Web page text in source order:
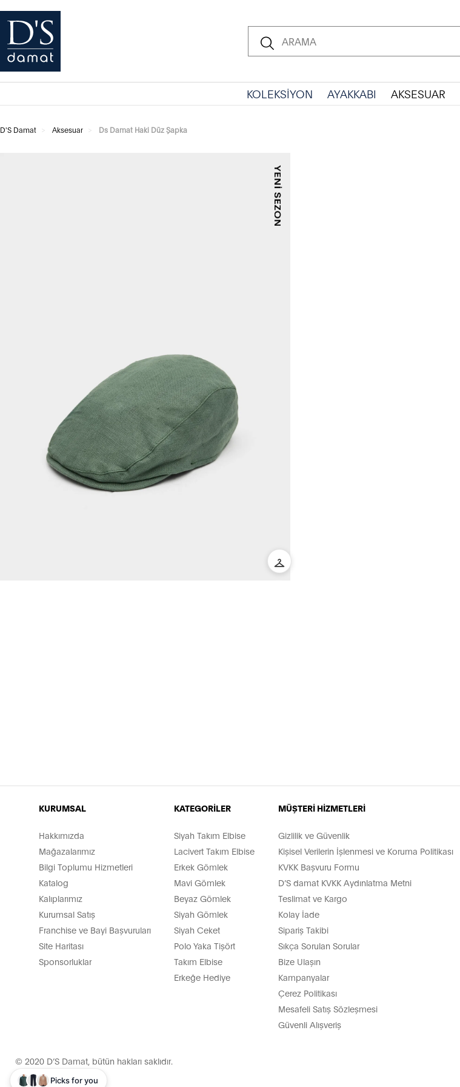
KOLEKSİYON AYAKKABI AKSESUAR
D'S Damat Aksesuar Ds Damat Haki Düz Şapka
KURUMSAL
Hakkımızda
Mağazalarımız
Bilgi Toplumu Hizmetleri
Katalog
Kalıplarımız
Kurumsal Satış
Franchise ve Bayi Başvuruları
Site Haritası
Sponsorluklar
KATEGORİLER
Siyah Takım Elbise
Lacivert Takım Elbise
Erkek Gömlek
Mavi Gömlek
Beyaz Gömlek
Siyah Gömlek
Siyah Ceket
Polo Yaka Tişört
Takım Elbise
Erkeğe Hediye
MÜŞTERİ HİZMETLERİ
Gizlilik ve Güvenlik
Kişisel Verilerin İşlenmesi ve Koruma Politikası
KVKK Başvuru Formu
D’S damat KVKK Aydınlatma Metni
Teslimat ve Kargo
Kolay İade
Sipariş Takibi
Sıkça Sorulan Sorular
Bize Ulaşın
Kampanyalar
Çerez Politikası
Mesafeli Satış Sözleşmesi
Güvenli Alışveriş
© 2020 D’S Damat, bütün hakları saklıdır.